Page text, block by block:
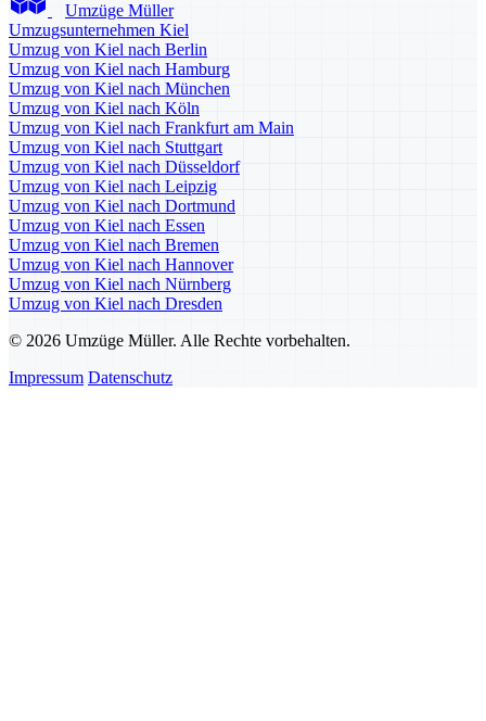
Umzüge Müller
Umzugsunternehmen Kiel
Umzug von Kiel nach Berlin
Umzug von Kiel nach Hamburg
Umzug von Kiel nach München
Umzug von Kiel nach Köln
Umzug von Kiel nach Frankfurt am Main
Umzug von Kiel nach Stuttgart
Umzug von Kiel nach Düsseldorf
Umzug von Kiel nach Leipzig
Umzug von Kiel nach Dortmund
Umzug von Kiel nach Essen
Umzug von Kiel nach Bremen
Umzug von Kiel nach Hannover
Umzug von Kiel nach Nürnberg
Umzug von Kiel nach Dresden
© 2026 Umzüge Müller. Alle Rechte vorbehalten.
Impressum Datenschutz